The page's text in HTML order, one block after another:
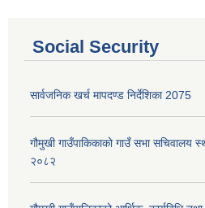
Social Security
सार्वजनिक खर्च मापदण्ड निर्देशिका 2075
गौमुखी गाउँपाकिकाको गाउँ सभा सचिवालय
२०८२